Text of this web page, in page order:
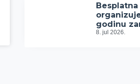
godinu
8. jul 2026.